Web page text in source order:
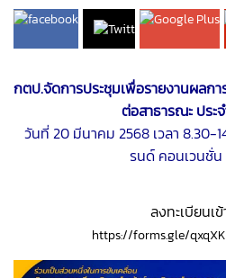
กตป.จัดการประชุมเพื่อรายงานผลก
ต่อสาธารณะ ประ
วันที่ 20 มีนาคม 2568 เวลา 8.30-
รนด์ คอนเวนชั่
ลงทะเบียนเ
https://forms.gle/